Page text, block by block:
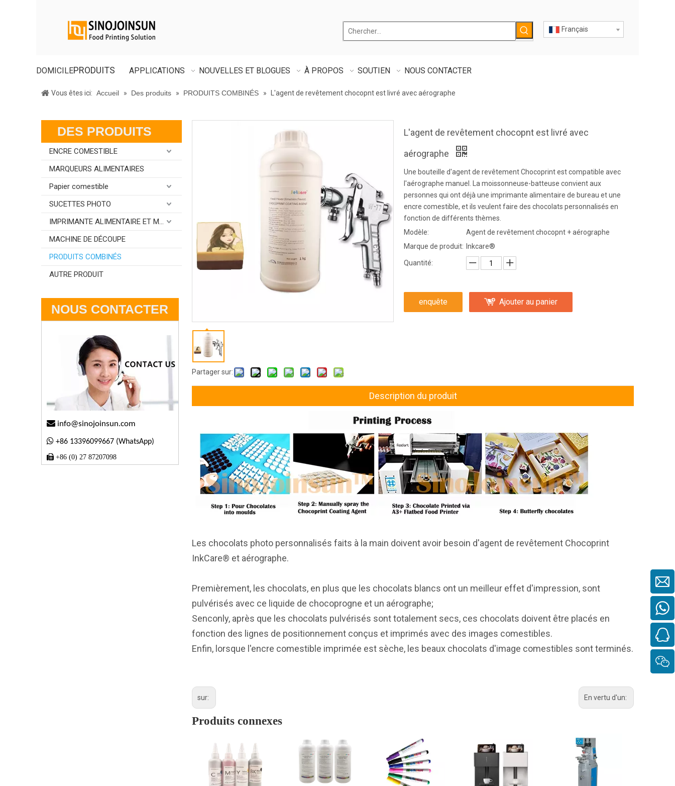
Français
DOMICILEPRODUITS APPLICATIONS NOUVELLES ET BLOGUES À PROPOS SOUTIEN NOUS CONTACTER
Vous êtes ici: Accueil » Des produits » PRODUITS COMBINÉS » L'agent de revêtement chocopnt est livré avec aérographe
DES PRODUITS
ENCRE COMESTIBLE
MARQUEURS ALIMENTAIRES
Papier comestible
SUCETTES PHOTO
IMPRIMANTE ALIMENTAIRE ET MÉDICAMENT
MACHINE DE DÉCOUPE
PRODUITS COMBINÉS
AUTRE PRODUIT
NOUS CONTACTER
 info@sinojoinsun.com
 +86 13396099667 (WhatsApp)
 +86 (0) 27 87207098
Partager sur:
L'agent de revêtement chocopnt est livré avec
aérographe
Une bouteille d'agent de revêtement Chocoprint est compatible avec
l'aérographe manuel. La moissonneuse-batteuse convient aux
personnes qui ont déjà une imprimante alimentaire de bureau et une
encre comestible, et ils veulent faire des chocolats personnalisés en
fonction de différents thèmes.
Modèle:
Agent de revêtement chocopnt + aérographe
Marque de produit: Inkcare®
Quantité:
enquête Ajouter au panier
Description du produit
Les chocolats photo personnalisés faits à la main doivent avoir besoin d'agent de revêtement Chocoprint
InkCare® et aérographe.
Premièrement, les chocolats, en plus que les chocolats blancs ont un meilleur effet d'impression, sont
pulvérisés avec ce liquide de chocoprogne et un aérographe;
Senconly, après que les chocolats pulvérisés sont totalement secs, ces chocolats doivent être placés en
fonction des lignes de positionnement conçus et imprimés avec des images comestibles.
Enfin, lorsque l'encre comestible imprimée est sèche, les beaux chocolats d'image comestibles sont terminés.
sur: En vertu d'un:
Produits connexes